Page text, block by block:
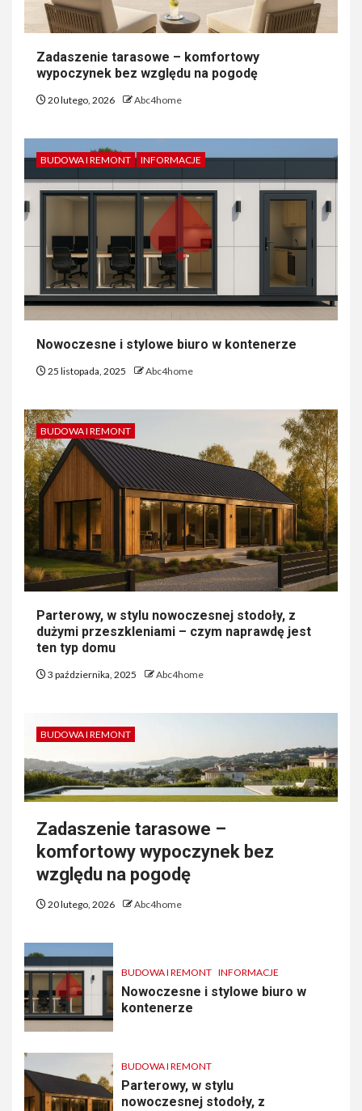
Zadaszenie tarasowe – komfortowy
wypoczynek bez względu na pogodę
20 lutego, 2026 Abc4home
BUDOWA I REMONT INFORMACJE
Nowoczesne i stylowe biuro w kontenerze
25 listopada, 2025 Abc4home
BUDOWA I REMONT
Parterowy, w stylu nowoczesnej stodoły, z
dużymi przeszkleniami – czym naprawdę jest
ten typ domu
3 października, 2025 Abc4home
BUDOWA I REMONT
Zadaszenie tarasowe –
komfortowy wypoczynek bez
względu na pogodę
20 lutego, 2026 Abc4home
BUDOWA I REMONT INFORMACJE
Nowoczesne i stylowe biuro w
kontenerze
BUDOWA I REMONT
Parterowy, w stylu
nowoczesnej stodoły, z